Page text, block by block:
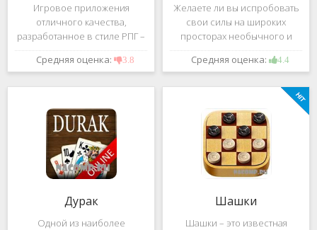
Игровое приложения
отличного качества,
разработанное в стиле РПГ –
это, конечно же, Dark
Avenger. В ней вы сможете
большое количество
проблем на свою
Средняя оценка: 3.8
Желаете ли вы испробовать
свои силы на широких
просторах необычного и
удивительного мира,
который наполнен
Если да, тогда вам к нам. Игра,
которую мы вам предложим
ниже и о
Средняя оценка: 4.4
Дурак
Одной из наиболее
Шашки
Шашки – это известная